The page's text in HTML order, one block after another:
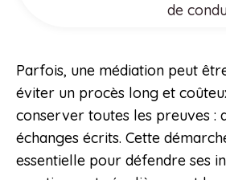
de
Parfois, une médiation peut
éviter un procès long et
conserver toutes les preuves :
échanges écrits. Cette
essentielle pour défendre ses